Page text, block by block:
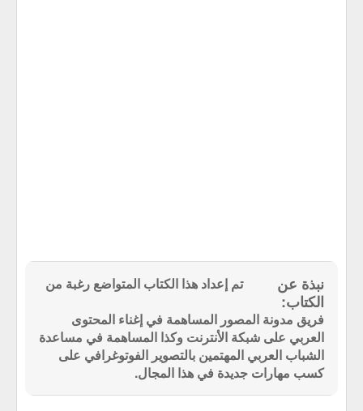
تم إعداد هذا الكتاب المتواضع رغبة من
فريق مدونة المصور المساهمة في إغناء المحتوى
العربي على شبكة الأنترنت وكذا المساهمة في مساعدة
الشباب العربي المهتمين بالتصوير الفوتوغرافي على
كسب مهارات جديدة في هذا المجال.